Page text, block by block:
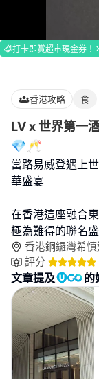
打卡即賞超市現金券！
香港攻略 食
LV x 世界第一
💎🥂
當路易威登遇上
華盛宴
在香港這座融合
極為難得的聯名
香港銅鑼灣希
評分
文章提及 的